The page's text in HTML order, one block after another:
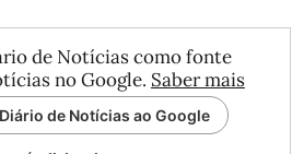
de Notícias como fonte
no Google. Saber mais
de Notícias ao Google